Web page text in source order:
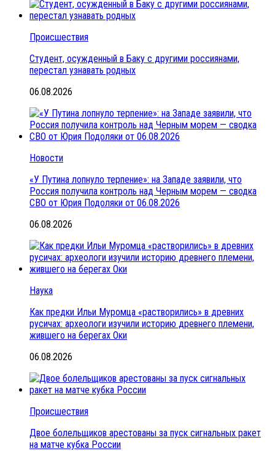
Происшествия
Студент, осужденный в Баку с другими россиянами,
перестал узнавать родных
06.08.2026
Новости
«У Путина лопнуло терпение»: на Западе заявили, что
Россия получила контроль над Черным морем — сводка
СВО от Юрия Подоляки от 06.08.2026
06.08.2026
Наука
Как предки Ильи Муромца «растворились» в древних
русичах: археологи изучили историю древнего племени,
жившего на берегах Оки
06.08.2026
Происшествия
Двое болельщиков арестованы за пуск сигнальных ракет
на матче кубка России